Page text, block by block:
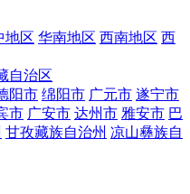
地区 华南地区 西南地区 西
自治区
阳市 绵阳市 广元市 遂宁市
市 广安市 达州市 雅安市 巴
甘孜藏族自治州 凉山彝族自